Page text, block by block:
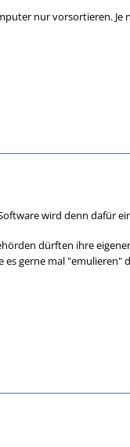
nur vorsortieren.
wird denn dafür
dürften ihre
es gerne mal "emulieren"